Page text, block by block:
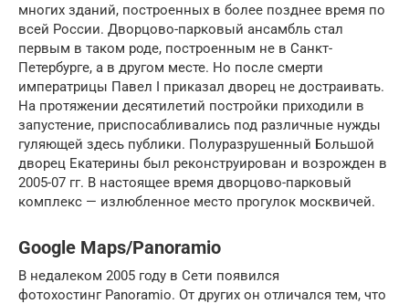
многих зданий, построенных в более позднее время по
всей России. Дворцово-парковый ансамбль стал
первым в таком роде, построенным не в Санкт-
Петербурге, а в другом месте. Но после смерти
императрицы Павел I приказал дворец не достраивать.
На протяжении десятилетий постройки приходили в
запустение, приспосабливались под различные нужды
гуляющей здесь публики. Полуразрушенный Большой
дворец Екатерины был реконструирован и возрожден в
2005-07 гг. В настоящее время дворцово-парковый
комплекс — излюбленное место прогулок москвичей.
Google Maps/Panoramio
В недалеком 2005 году в Сети появился
фотохостинг Panoramio. От других он отличался тем, что